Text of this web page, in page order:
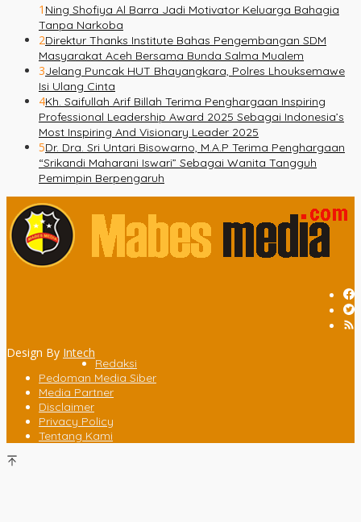
1 Ning Shofiya Al Barra Jadi Motivator Keluarga Bahagia
Tanpa Narkoba
2Direktur Thanks Institute Bahas Pengembangan SDM
Masyarakat Aceh Bersama Bunda Salma Mualem
3Jelang Puncak HUT Bhayangkara, Polres Lhouksemawe
Isi Ulang Cinta
4Kh. Saifullah Arif Billah Terima Penghargaan Inspiring
Professional Leadership Award 2025 Sebagai Indonesia’s
Most Inspiring And Visionary Leader 2025
5Dr. Dra. Sri Untari Bisowarno, M.A.P Terima Penghargaan
“Srikandi Maharani Iswari” Sebagai Wanita Tangguh
Pemimpin Berpengaruh
Design By Intech
Redaksi
Pedoman Media Siber
Media Partner
Disclaimer
Privacy Policy
Tentang Kami